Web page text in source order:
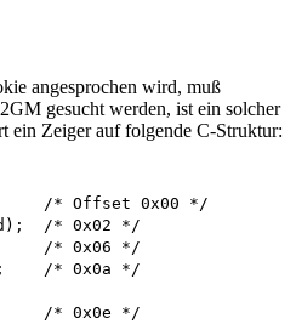
angesprochen wird, muß
gesucht werden, ist ein solcher
ein Zeiger auf folgende C-Struktur:
/* Offset 0x00 */
/* 0x02 */
/* 0x06 */
/* 0x0a */
/* 0x0e */